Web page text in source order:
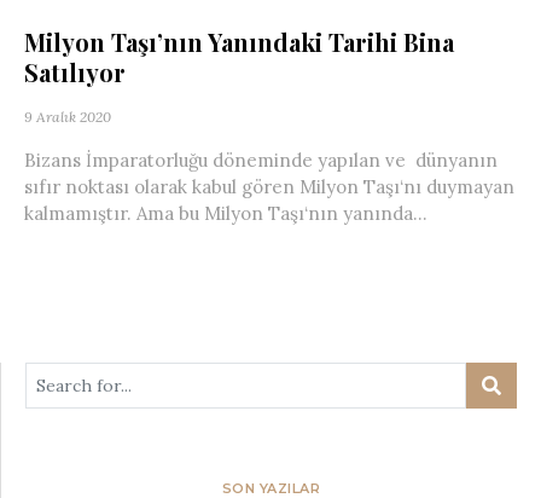
Milyon Taşı’nın Yanındaki Tarihi Bina
Satılıyor
9 Aralık 2020
Bizans İmparatorluğu döneminde yapılan ve dünyanın
sıfır noktası olarak kabul gören Milyon Taşı‘nı duymayan
kalmamıştır. Ama bu Milyon Taşı‘nın yanında...
SON YAZILAR